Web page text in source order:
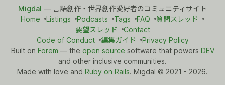
Migdal — 言語創作・世界創作愛好者のコミュニティサイト
Home
Listings Podcasts Tags FAQ
質問スレッド
要望スレッド
Contact
Code of Conduct
編集ガイド
Privacy Policy
Built on Forem — the open source software that powers DEV
and other inclusive communities.
Made with love and Ruby on Rails. Migdal © 2021 - 2026.